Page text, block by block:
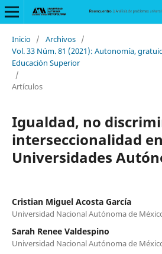
Inicio / Archivos /
Vol. 33 Núm. 81 (2021): Autonomía,
Educación Superior
/
Artículos
Igualdad, no
interseccionalidad
Universidades
Cristian Miguel Acosta García
Universidad Nacional Autónoma de
Sarah Renee Valdespino
Universidad Nacional Autónoma de